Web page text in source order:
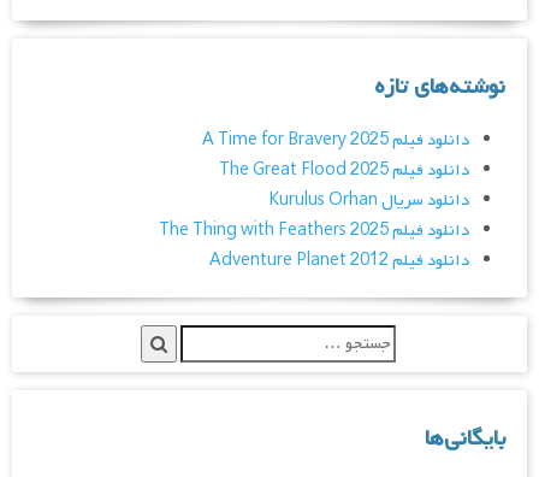
نوشته‌های تازه
دانلود فیلم A Time for Bravery 2025
دانلود فیلم The Great Flood 2025
دانلود سریال Kurulus Orhan
دانلود فیلم The Thing with Feathers 2025
دانلود فیلم Adventure Planet 2012
بایگانی‌ها